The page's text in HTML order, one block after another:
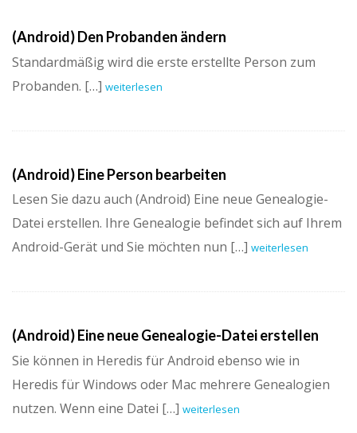
(Android) Den Probanden ändern
Standardmäßig wird die erste erstellte Person zum
Probanden. […] weiterlesen
(Android) Eine Person bearbeiten
Lesen Sie dazu auch (Android) Eine neue Genealogie-
Datei erstellen. Ihre Genealogie befindet sich auf Ihrem
Android-Gerät und Sie möchten nun […] weiterlesen
(Android) Eine neue Genealogie-Datei erstellen
Sie können in Heredis für Android ebenso wie in
Heredis für Windows oder Mac mehrere Genealogien
nutzen. Wenn eine Datei […] weiterlesen